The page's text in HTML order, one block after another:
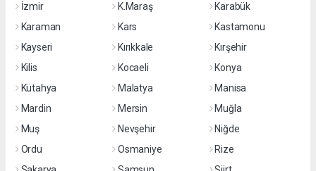
İzmir
K.Maraş
Karabük
Karaman
Kars
Kastamonu
Kayseri
Kırıkkale
Kırşehir
Kilis
Kocaeli
Konya
Kütahya
Malatya
Manisa
Mardin
Mersin
Muğla
Muş
Nevşehir
Niğde
Ordu
Osmaniye
Rize